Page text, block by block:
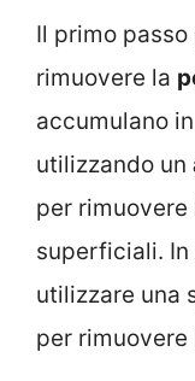
Il primo
rimuovere la
accumulano
utilizzando un
per
superficiali.
utilizzare una
per